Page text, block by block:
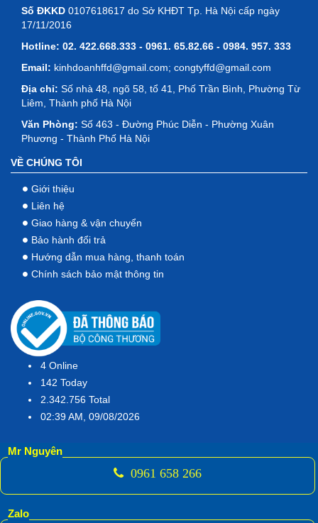
Số ĐKKD 0107618617 do Sở KHĐT Tp. Hà Nội cấp ngày
17/11/2016
Hotline: 02. 422.668.333 - 0961. 65.82.66 - 0984. 957. 333
Email: kinhdoanhffd@gmail.com; congtyffd@gmail.com
Địa chỉ: Số nhà 48, ngõ 58, tổ 41, Phố Trần Bình, Phường Từ
Liêm, Thành phố Hà Nội
Văn Phòng: Số 463 - Đường Phúc Diễn - Phường Xuân
Phương - Thành Phố Hà Nội
VỀ CHÚNG TÔI
Giới thiệu
Liên hệ
Giao hàng & vận chuyển
Bảo hành đổi trả
Hướng dẫn mua hàng, thanh toán
Chính sách bảo mật thông tin
4 Online
142 Today
2.342.756 Total
02:39 AM, 09/08/2026
Mr Nguyên
0961 658 266
Zalo